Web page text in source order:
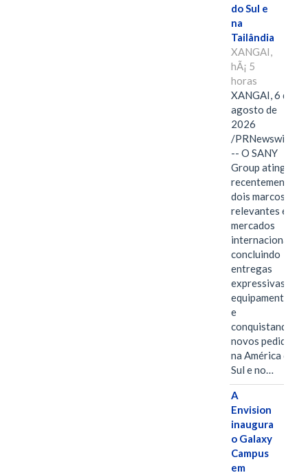
do Sul e
na
Tailândia
XANGAI,
hÃ¡ 5
horas
XANGAI, 6 de
agosto de
2026
/PRNewswire/
-- O SANY
Group atingiu
recentemente
dois marcos
relevantes em
mercados
internacionais,
concluindo
entregas
expressivas de
equipamentos
e
conquistando
novos pedidos
na América do
Sul e no…
A
Envision
inaugura
o Galaxy
Campus
em